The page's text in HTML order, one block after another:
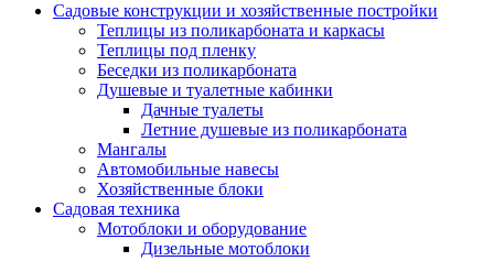
Садовые конструкции и хозяйственные постройки
Теплицы из поликарбоната и каркасы
Теплицы под пленку
Беседки из поликарбоната
Душевые и туалетные кабинки
Дачные туалеты
Летние душевые из поликарбоната
Мангалы
Автомобильные навесы
Хозяйственные блоки
Садовая техника
Мотоблоки и оборудование
Дизельные мотоблоки